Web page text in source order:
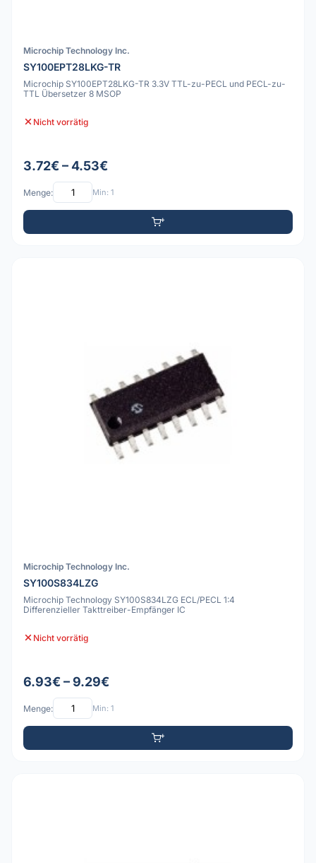
Microchip Technology Inc.
SY100EPT28LKG-TR
Microchip SY100EPT28LKG-TR 3.3V TTL-zu-PECL und PECL-zu-
TTL Übersetzer 8 MSOP
Nicht vorrätig
3.72€ – 4.53€
Menge: Min: 1
Microchip Technology Inc.
SY100S834LZG
Microchip Technology SY100S834LZG ECL/PECL 1:4
Differenzieller Takttreiber-Empfänger IC
Nicht vorrätig
6.93€ – 9.29€
Menge: Min: 1